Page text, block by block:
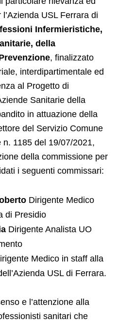
USL Ferrara di
Infermieristiche,
della
, finalizzato
interdipartimentale ed
al Progetto di
Sanitarie della
in attuazione della
del Servizio Comune
1185 del 19/07/2021,
della commissione per
i seguenti commissari:
Dirigente Medico
di Presidio
Dirigente Analista UO
Medico in staff alla
USL di Ferrara.
e l’attenzione alla
sanitari che